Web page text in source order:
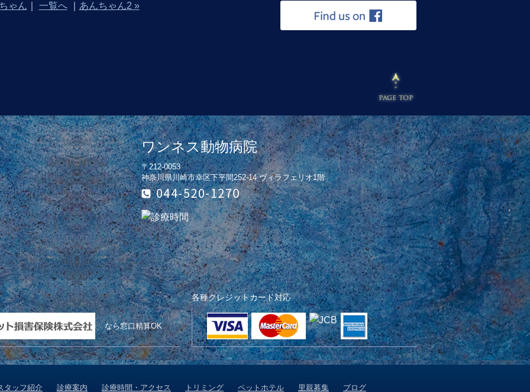
ゃん 一覧へ あんちゃん2 »
ワンネス動物病院
〒212-0053
神奈川県川崎市幸区下平間252-14 ヴィラフェリオ1階
なら窓口精算OK
各種クレジットカード対応
タッフ紹介 診療案内 診療時間・アクセス トリミング ペットホテル 里親募集 ブログ